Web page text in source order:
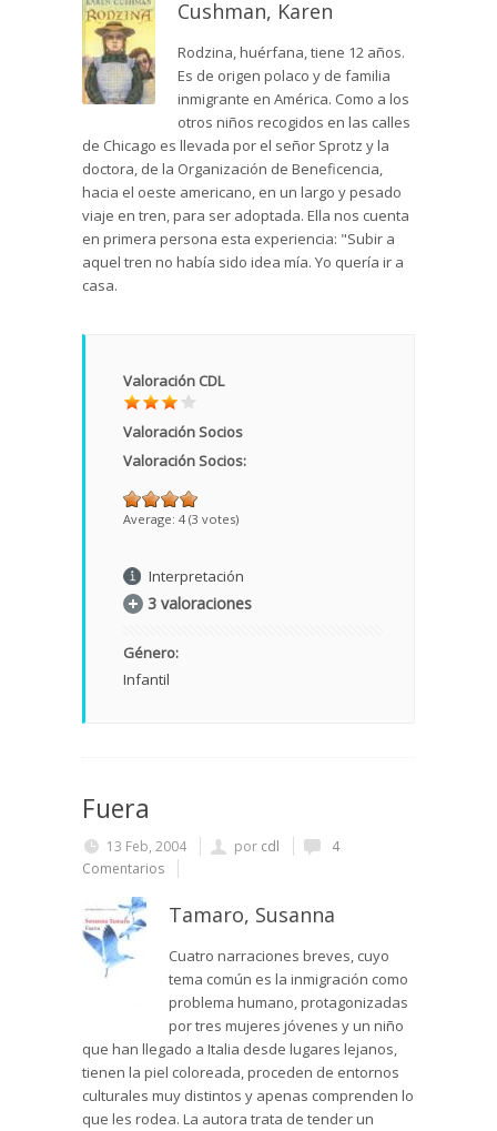
Cushman, Karen
Rodzina, huérfana, tiene 12 años.
Es de origen polaco y de familia
inmigrante en América. Como a los
otros niños recogidos en las calles
de Chicago es llevada por el señor Sprotz y la
doctora, de la Organización de Beneficencia,
hacia el oeste americano, en un largo y pesado
viaje en tren, para ser adoptada. Ella nos cuenta
en primera persona esta experiencia: "Subir a
aquel tren no había sido idea mía. Yo quería ir a
casa.
Valoración CDL
Valoración Socios
Valoración Socios:
Average: 4 (3 votes)
Interpretación
3 valoraciones
Género:
Infantil
Fuera
13 Feb, 2004 por cdl
4
Comentarios
Tamaro, Susanna
Cuatro narraciones breves, cuyo
tema común es la inmigración como
problema humano, protagonizadas
por tres mujeres jóvenes y un niño
que han llegado a Italia desde lugares lejanos,
tienen la piel coloreada, proceden de entornos
culturales muy distintos y apenas comprenden lo
que les rodea. La autora trata de tender un